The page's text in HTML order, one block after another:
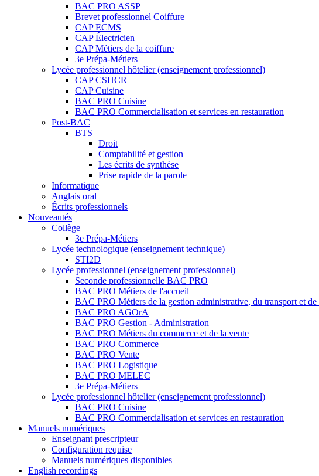
BAC PRO ASSP
Brevet professionnel Coiffure
CAP ECMS
CAP Électricien
CAP Métiers de la coiffure
3e Prépa-Métiers
Lycée professionnel hôtelier (enseignement professionnel)
CAP CSHCR
CAP Cuisine
BAC PRO Cuisine
BAC PRO Commercialisation et services en restauration
Post-BAC
BTS
Droit
Comptabilité et gestion
Les écrits de synthèse
Prise rapide de la parole
Informatique
Anglais oral
Écrits professionnels
Nouveautés
Collège
3e Prépa-Métiers
Lycée technologique (enseignement technique)
STI2D
Lycée professionnel (enseignement professionnel)
Seconde professionnelle BAC PRO
BAC PRO Métiers de l'accueil
BAC PRO Métiers de la gestion administrative, du transport et
BAC PRO AGOrA
BAC PRO Gestion - Administration
BAC PRO Métiers du commerce et de la vente
BAC PRO Commerce
BAC PRO Vente
BAC PRO Logistique
BAC PRO MELEC
3e Prépa-Métiers
Lycée professionnel hôtelier (enseignement professionnel)
BAC PRO Cuisine
BAC PRO Commercialisation et services en restauration
Manuels numériques
Enseignant prescripteur
Configuration requise
Manuels numériques disponibles
English recordings